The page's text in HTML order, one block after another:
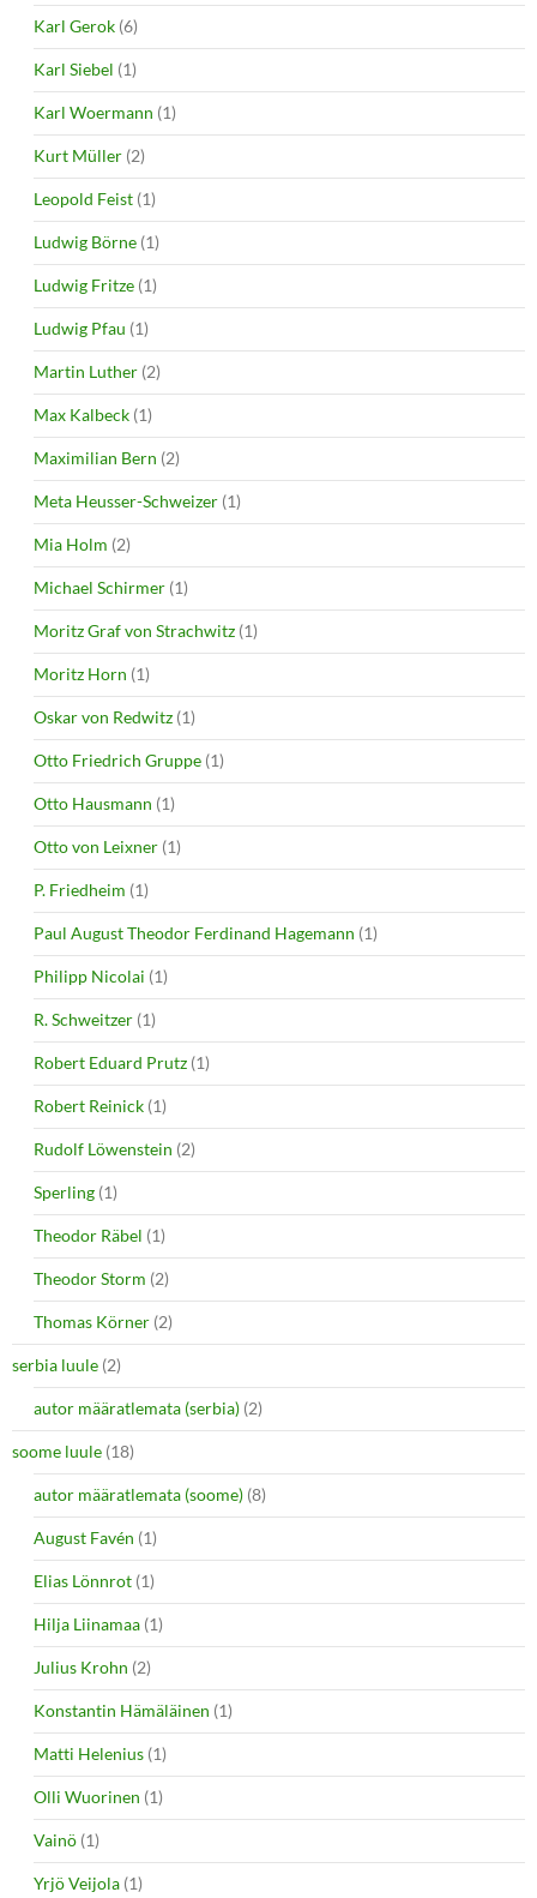
Karl Gerok (6)
Karl Siebel (1)
Karl Woermann (1)
Kurt Müller (2)
Leopold Feist (1)
Ludwig Börne (1)
Ludwig Fritze (1)
Ludwig Pfau (1)
Martin Luther (2)
Max Kalbeck (1)
Maximilian Bern (2)
Meta Heusser-Schweizer (1)
Mia Holm (2)
Michael Schirmer (1)
Moritz Graf von Strachwitz (1)
Moritz Horn (1)
Oskar von Redwitz (1)
Otto Friedrich Gruppe (1)
Otto Hausmann (1)
Otto von Leixner (1)
P. Friedheim (1)
Paul August Theodor Ferdinand Hagemann (1)
Philipp Nicolai (1)
R. Schweitzer (1)
Robert Eduard Prutz (1)
Robert Reinick (1)
Rudolf Löwenstein (2)
Sperling (1)
Theodor Räbel (1)
Theodor Storm (2)
Thomas Körner (2)
serbia luule (2)
autor määratlemata (serbia) (2)
soome luule (18)
autor määratlemata (soome) (8)
August Favén (1)
Elias Lönnrot (1)
Hilja Liinamaa (1)
Julius Krohn (2)
Konstantin Hämäläinen (1)
Matti Helenius (1)
Olli Wuorinen (1)
Vainö (1)
Yrjö Veijola (1)